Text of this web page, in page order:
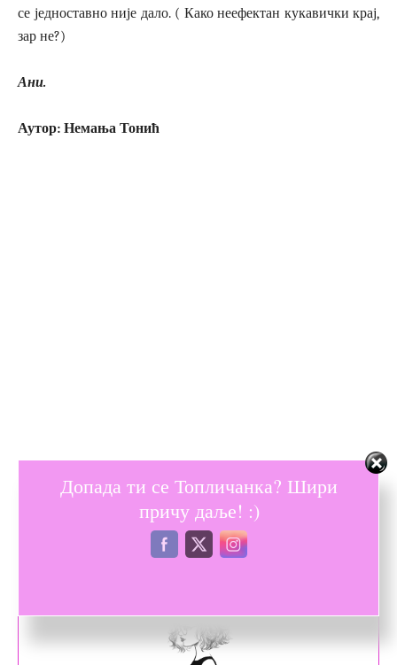
се једноставно није дало. ( Како неефектан кукавички крај,
зар не?)
Ани.
Аутор: Немања Тонић
Допада ти се Топличанка? Шири
причу даље! :)